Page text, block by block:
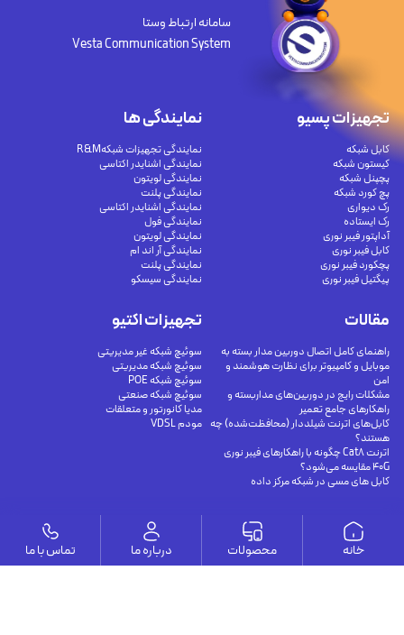
سامانه ارتباط وستا
Vesta Communication System
وستا
ارتباط با ما
درباره ما
تجهیزات پسیو
کابل شبکه
کیستون شبکه
پچپنل شبکه
پچ کورد شبکه
رک دیواری
رک ایستاده
آداپتور فیبر نوری
کابل فیبر نوری
پچکورد فیبر نوری
پیگتیل فیبر نوری
تجهیزات اکتیو
سوئیچ شبکه غیر مدیریتی
سوئیچ شبکه مدیریتی
سوئیچ شبکه POE
سوئیچ شبکه صنعتی
مدیا کانورتور و متعلقات
مودم VDSL
نمایندگی ها
نمایندگی تجهیزات شبکهR&M
نمایندگی اشنایدر اکتاسی
نمایندگی لویتون
نمایندگی پلنت
نمایندگی اشنایدر اکتاسی
نمایندگی فول
نمایندگی لویتون
نمایندگی آر اند ام
نمایندگی پلنت
نمایندگی سیسکو
مقالات
راهنمای کامل اتصال دوربین مدار بسته به
موبایل و کامپیوتر برای نظارت هوشمند و
امن
مشکلات رایج در دوربین‌های مداربسته و
راهکارهای جامع تعمیر
کابل‌های اترنت شیلددار (محافظت‌شده) چه
هستند؟
اترنت Cat8 چگونه با راهکارهای فیبر نوری
40G مقایسه می‌شود؟
کابل های مسی در شبکه مرکز داده
خانه محصولات درباره ما تماس با ما